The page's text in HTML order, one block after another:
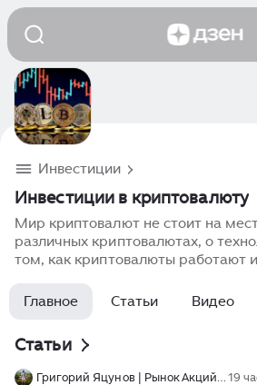
Инвестиции
Инвестиции в криптовалюту
Мир криптовалют не стоит на
различных криптовалютах, о
том, как криптовалюты работают
Главное
Статьи Видео
Статьи
Григорий Яцунов | Рынок Акций и Криптовалюты, Бизнес и Путешествия 19